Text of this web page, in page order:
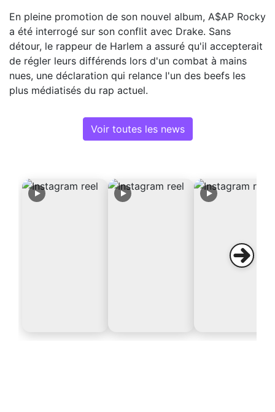
En pleine promotion de son nouvel album, A$AP Rocky
a été interrogé sur son conflit avec Drake. Sans
détour, le rappeur de Harlem a assuré qu'il accepterait
de régler leurs différends lors d'un combat à mains
nues, une déclaration qui relance l'un des beefs les
plus médiatisés du rap actuel.
Voir toutes les news